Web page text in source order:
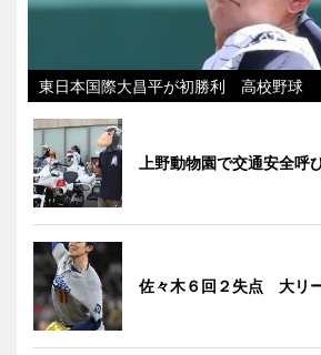
東日本国際大昌平が初勝利 高校野球
上野動物園で交通安全呼
佐々木６回２失点 大リ